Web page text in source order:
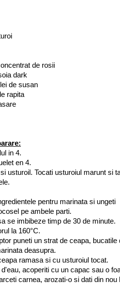
de rosii
dark
de susan
rapita
in 4.
en 4.
usturoil. Tocati usturoiul marunt si
pentru marinata si ungeti
pe ambele parti.
se imbibeze timp de 30 de minute.
la 160°C.
puneti un strat de ceapa, bucatile
deasupra.
ramasa si cu usturoiul tocat.
acoperiti cu un capac sau o
carnea, arozati-o si dati din